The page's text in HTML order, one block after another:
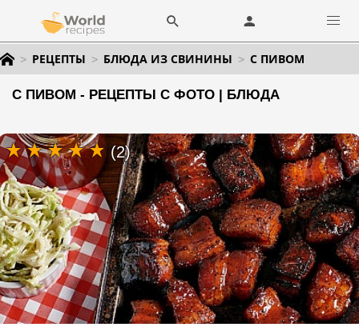
РЕЦЕПТЫ БЛЮДА ИЗ СВИНИНЫ С ПИВОМ
С ПИВОМ - РЕЦЕПТЫ С ФОТО | БЛЮДА
(2)